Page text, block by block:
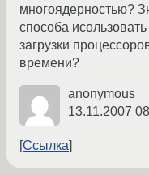
многоядерностью?
способа
загрузки
времени?
anonymous
13.11.2007
Ссылка